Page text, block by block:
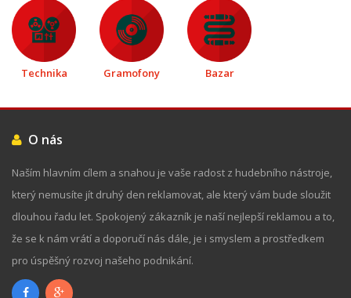
Technika Gramofony Bazar
O nás
Naším hlavním cílem a snahou je vaše radost z hudebního nástroje,
který nemusíte jít druhý den reklamovat, ale který vám bude sloužit
dlouhou řadu let. Spokojený zákazník je naší nejlepší reklamou a to,
že se k nám vrátí a doporučí nás dále, je i smyslem a prostředkem
pro úspěšný rozvoj našeho podnikání.